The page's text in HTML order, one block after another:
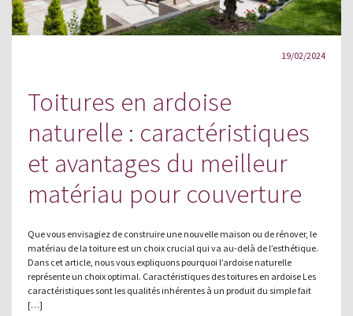
19/02/2024
Toitures en ardoise
naturelle : caractéristiques
et avantages du meilleur
matériau pour couverture
Que vous envisagiez de construire une nouvelle maison ou de rénover, le
matériau de la toiture est un choix crucial qui va au-delà de l’esthétique.
Dans cet article, nous vous expliquons pourquoi l’ardoise naturelle
représente un choix optimal. Caractéristiques des toitures en ardoise Les
caractéristiques sont les qualités inhérentes à un produit du simple fait
[…]